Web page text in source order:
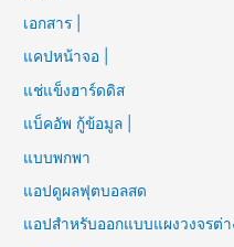
เอกสาร |
แคปหน้าจอ |
แช่แข็งฮาร์ดดิส
แบ็คอัพ กู้ข้อมูล |
แบบพกพา
แอปดูผลฟุตบอลสด
แอปสำหรับออกแบบแผงวงจรต่า